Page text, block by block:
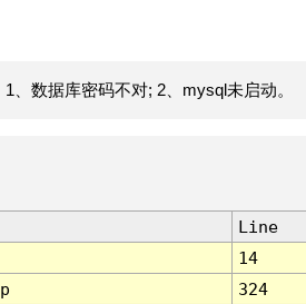
、数据库密码不对; 2、mysql未启动。
Line
14
324